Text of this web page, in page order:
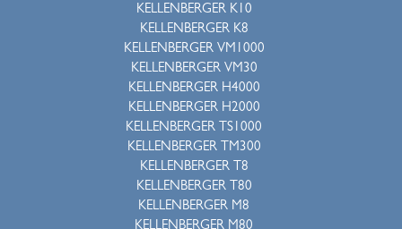
KELLENBERGER K10
KELLENBERGER K8
KELLENBERGER VM1000
KELLENBERGER VM30
KELLENBERGER H4000
KELLENBERGER H2000
KELLENBERGER TS1000
KELLENBERGER TM300
KELLENBERGER T8
KELLENBERGER T80
KELLENBERGER M8